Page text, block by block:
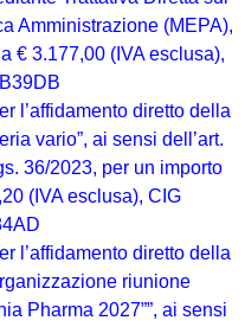
Amministrazione (MEPA),
€ 3.177,00 (IVA esclusa),
l’affidamento diretto della
vario”, ai sensi dell’art.
36/2023, per un importo
(IVA esclusa), CIG
l’affidamento diretto della
riunione
Pharma 2027””, ai sensi